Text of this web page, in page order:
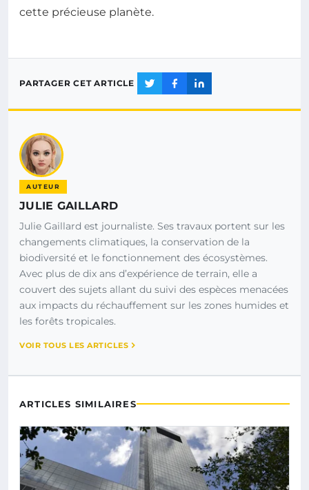
cette précieuse planète.
PARTAGER CET ARTICLE
AUTEUR
JULIE GAILLARD
Julie Gaillard est journaliste. Ses travaux portent sur les
changements climatiques, la conservation de la
biodiversité et le fonctionnement des écosystèmes.
Avec plus de dix ans d’expérience de terrain, elle a
couvert des sujets allant du suivi des espèces menacées
aux impacts du réchauffement sur les zones humides et
les forêts tropicales.
VOIR TOUS LES ARTICLES
ARTICLES SIMILAIRES